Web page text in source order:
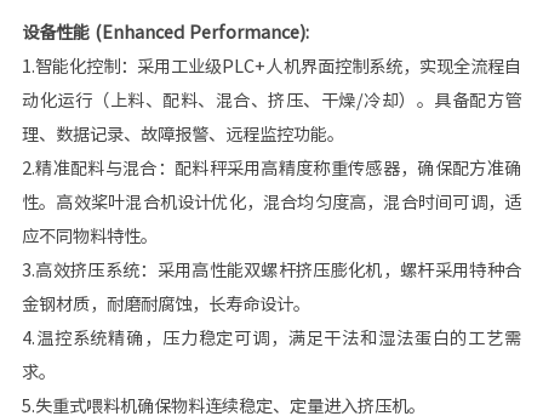
设备性能 (Enhanced Performance):
1.智能化控制：采用工业级PLC+人机界面控制系统，实现全流程自
动化运行（上料、配料、混合、挤压、干燥/冷却）。具备配方管
理、数据记录、故障报警、远程监控功能。
2.精准配料与混合：配料秤采用高精度称重传感器，确保配方准确
性。高效桨叶混合机设计优化，混合均匀度高，混合时间可调，适
应不同物料特性。
3.高效挤压系统：采用高性能双螺杆挤压膨化机，螺杆采用特种合
金钢材质，耐磨耐腐蚀，长寿命设计。
4.温控系统精确，压力稳定可调，满足干法和湿法蛋白的工艺需
求。
5.失重式喂料机确保物料连续稳定、定量进入挤压机。